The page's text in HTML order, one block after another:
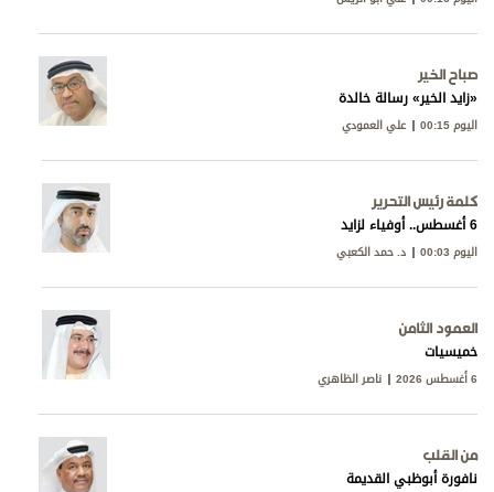
صباح الخير
«زايد الخير» رسالة خالدة
اليوم 00:15 علي العمودي
كلمة رئيس التحرير
6 أغسطس.. أوفياء لزايد
اليوم 00:03 د. حمد الكعبي
العمود الثامن
خميسيات
6 أغسطس 2026 ناصر الظاهري
من القلب
نافورة أبوظبي القديمة